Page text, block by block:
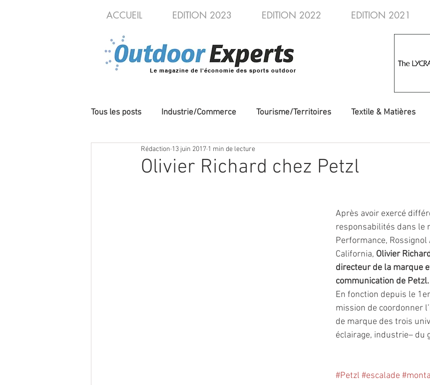
ACCUEIL EDITION 2023 EDITION 2022 EDITION 2021
Le magazine de l'économie des sports outdoor
Tous les posts Industrie/Commerce Tourisme/Territoires Textile & Matières
Cycles/VAE Produits/Nouveautés
Olivier Richard chez Petzl
Rédaction 13 juin 2017 1 min de lecture
Après avoir exercé
responsabilités dans le
Performance,
California, Olivier
directeur de la marque
communication de Petzl.
En fonction depuis le
mission de coordonner
de marque des trois
éclairage, industrie– du
#Petzl #escalade